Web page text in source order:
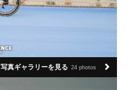
写真ギャラリーを見る 24 photos